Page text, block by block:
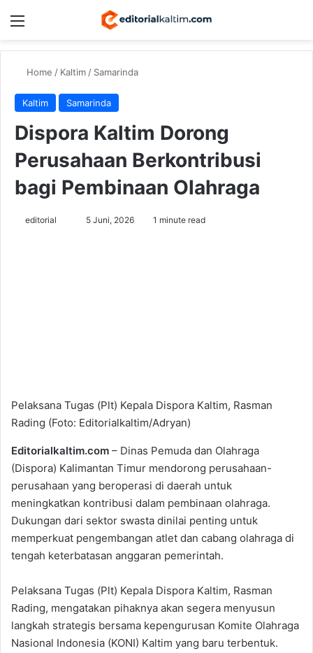
Menu
Home / Kaltim/ Samarinda
Kaltim Samarinda
Dispora Kaltim Dorong
Perusahaan Berkontribusi
bagi Pembinaan Olahraga
editorial 5 Juni, 2026 1 minute read
Pelaksana Tugas (Plt) Kepala Dispora Kaltim, Rasman
Rading (Foto: Editorialkaltim/Adryan)
Editorialkaltim.com – Dinas Pemuda dan Olahraga
(Dispora) Kalimantan Timur mendorong perusahaan-
perusahaan yang beroperasi di daerah untuk
meningkatkan kontribusi dalam pembinaan olahraga.
Dukungan dari sektor swasta dinilai penting untuk
memperkuat pengembangan atlet dan cabang olahraga di
tengah keterbatasan anggaran pemerintah.
Pelaksana Tugas (Plt) Kepala Dispora Kaltim, Rasman
Rading, mengatakan pihaknya akan segera menyusun
langkah strategis bersama kepengurusan Komite Olahraga
Nasional Indonesia (KONI) Kaltim yang baru terbentuk.